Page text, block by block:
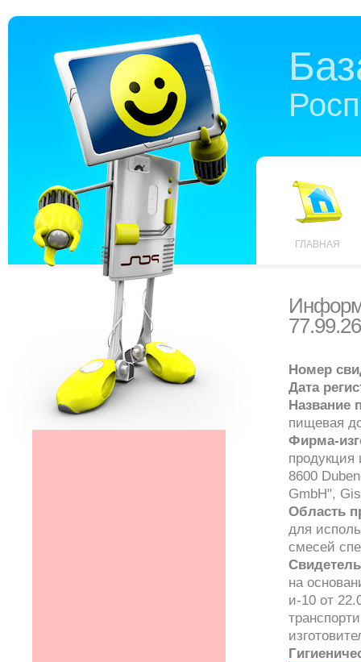
ГЛАВНАЯ
Номер
Дата
Название
пищевая
Фирма-
продукция
8600
GmbH",
Область
для
смесей
на
и-10 от